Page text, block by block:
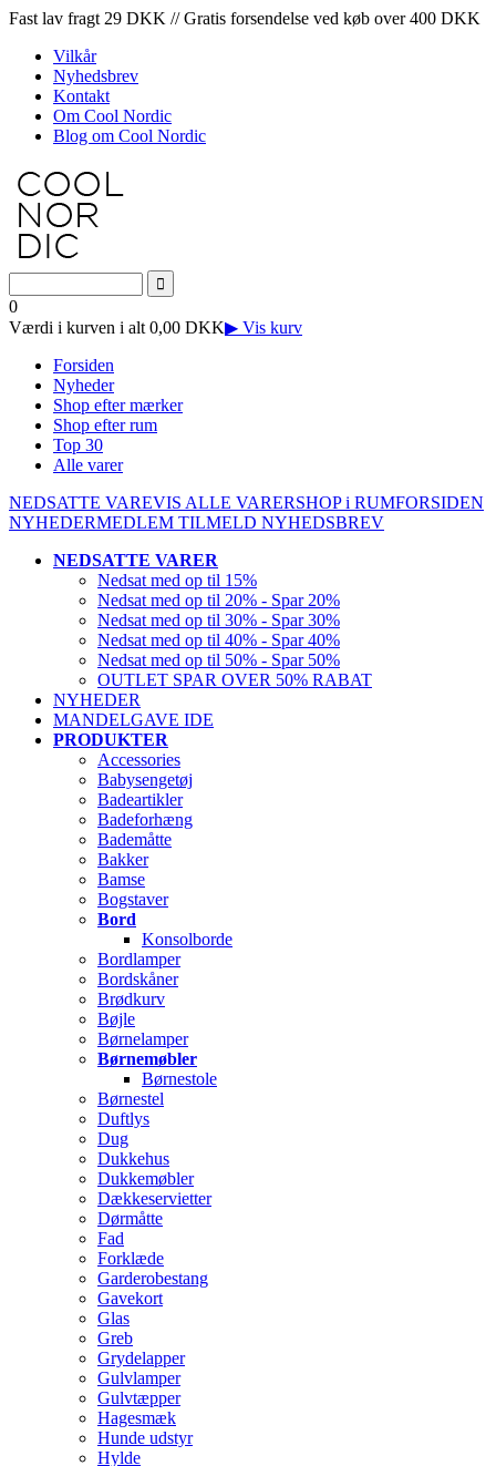
Fast lav fragt 29 DKK // Gratis forsendelse ved køb over 400 DKK
Vilkår
Nyhedsbrev
Kontakt
Om Cool Nordic
Blog om Cool Nordic
0
Værdi i kurven i alt 0,00 DKK▶ Vis kurv
Forsiden
Nyheder
Shop efter mærker
Shop efter rum
Top 30
Alle varer
NEDSATTE VAREVIS ALLE VARERSHOP i RUMFORSIDEN
NYHEDERMEDLEM TILMELD NYHEDSBREV
NEDSATTE VARER
Nedsat med op til 15%
Nedsat med op til 20% - Spar 20%
Nedsat med op til 30% - Spar 30%
Nedsat med op til 40% - Spar 40%
Nedsat med op til 50% - Spar 50%
OUTLET SPAR OVER 50% RABAT
NYHEDER
MANDELGAVE IDE
PRODUKTER
Accessories
Babysengetøj
Badeartikler
Badeforhæng
Bademåtte
Bakker
Bamse
Bogstaver
Bord
Konsolborde
Bordlamper
Bordskåner
Brødkurv
Bøjle
Børnelamper
Børnemøbler
Børnestole
Børnestel
Duftlys
Dug
Dukkehus
Dukkemøbler
Dækkeservietter
Dørmåtte
Fad
Forklæde
Garderobestang
Gavekort
Glas
Greb
Grydelapper
Gulvlamper
Gulvtæpper
Hagesmæk
Hunde udstyr
Hylde